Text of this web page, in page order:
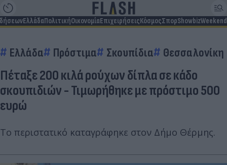
ΕλλάδαΠολιτικήΟικονομίαΕπιχειρήσειςΚόσμοςΣπορShowbizWeekend
Ελλάδα Πρόστιμα Σκουπίδια Θεσσαλονίκη
Πέταξε 200 κιλά ρούχων δίπλα σε κάδο
σκουπιδιών - Τιμωρήθηκε με πρόστιμο 500
ευρώ
Το περιστατικό καταγράφηκε στον Δήμο Θέρμης.